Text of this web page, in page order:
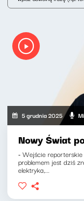
5 grudnia 2025
Nowy Świat
- Wejście
problemem jest dziś
elektryka,...